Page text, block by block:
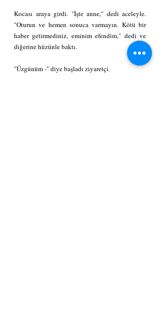
Kocası araya girdi. "İşte anne," dedi aceleyle.
"Oturun ve hemen sonuca varmayın. Kötü bir
haber getirmediniz, eminim efendim," dedi ve
diğerine hüzünle baktı.
"Üzgünüm -" diye başladı ziyaretçi.